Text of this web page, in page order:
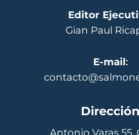
Editor
Gian Paul
E-mail:
Dirección
Antonio Varas 55,